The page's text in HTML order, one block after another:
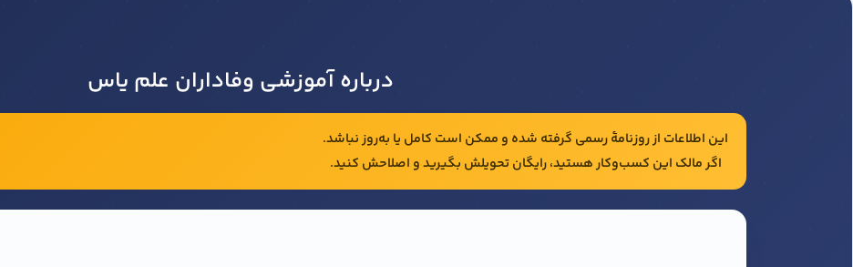
درباره آموزشی وفاداران علم یاس
این اطلاعات از روزنامهٔ رسمی گرفته شده و ممکن است کامل یا به‌روز نباشد.
اگر مالک این کسب‌وکار هستید، رایگان تحویلش بگیرید و اصلاحش کنید.